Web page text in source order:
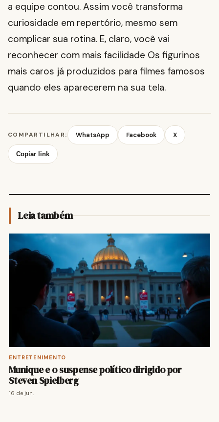
a equipe contou. Assim você transforma
curiosidade em repertório, mesmo sem
complicar sua rotina. E, claro, você vai
reconhecer com mais facilidade Os figurinos
mais caros já produzidos para filmes famosos
quando eles aparecerem na sua tela.
COMPARTILHAR: WhatsApp Facebook X
Copiar link
Leia também
ENTRETENIMENTO
Munique e o suspense político dirigido por
Steven Spielberg
16 de jun.